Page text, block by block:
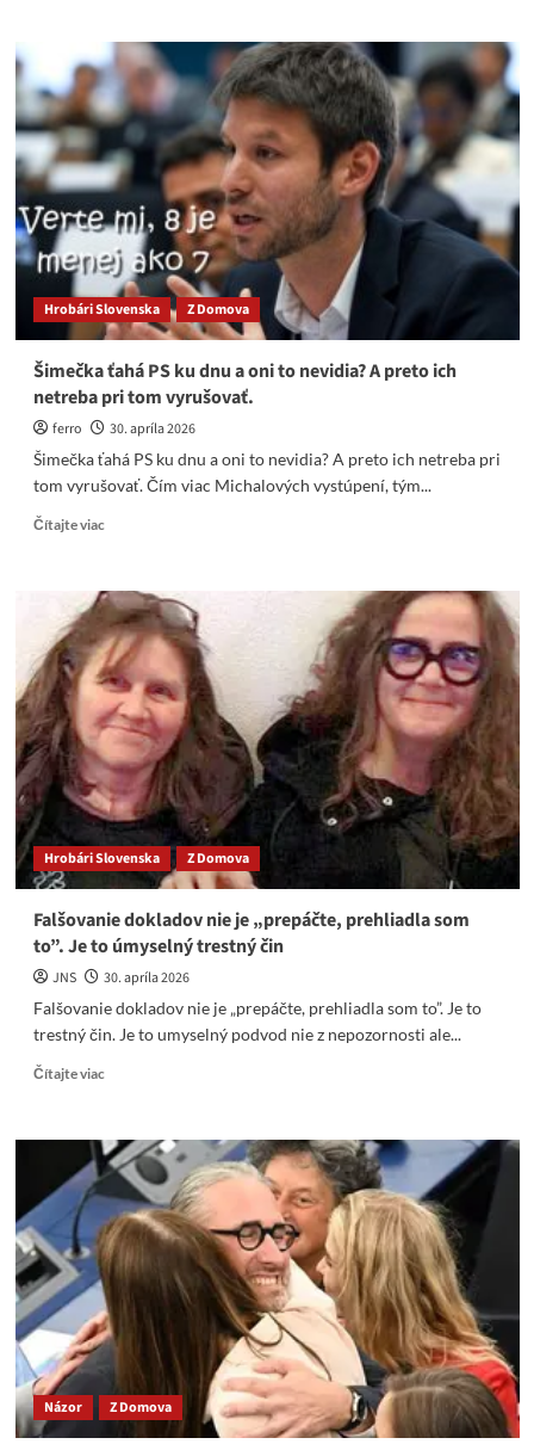
OPEC
stráca
kľúčového
člena
SAE:
Prežije
ropný
blok?
Hrobári Slovenska Z Domova
Šimečka ťahá PS ku dnu a oni to nevidia? A preto ich
netreba pri tom vyrušovať.
ferro
30. apríla 2026
Šimečka ťahá PS ku dnu a oni to nevidia? A preto ich netreba pri
tom vyrušovať. Čím viac Michalových vystúpení, tým...
Čítajte viacRead
Šimečka
ťahá
PS
ku
dnu
oni
to
nevidia?
A preto
ich
pri
tom
Hrobári Slovenska Z Domova
Falšovanie dokladov nie je „prepáčte, prehliadla som
to”. Je to úmyselný trestný čin
JNS
30. apríla 2026
Falšovanie dokladov nie je „prepáčte, prehliadla som to”. Je to
trestný čin. Je to umyselný podvod nie z nepozornosti ale...
Čítajte viacRead
Falšovanie
dokladov
„prepáčte,
prehliadla
som
to”.
Je
to
úmyselný
trestný
čin
Názor Z Domova